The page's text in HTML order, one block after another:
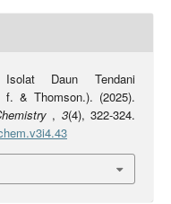
Daun Tendani
f. & Thomson.). (2025).
, 3(4), 322-324.